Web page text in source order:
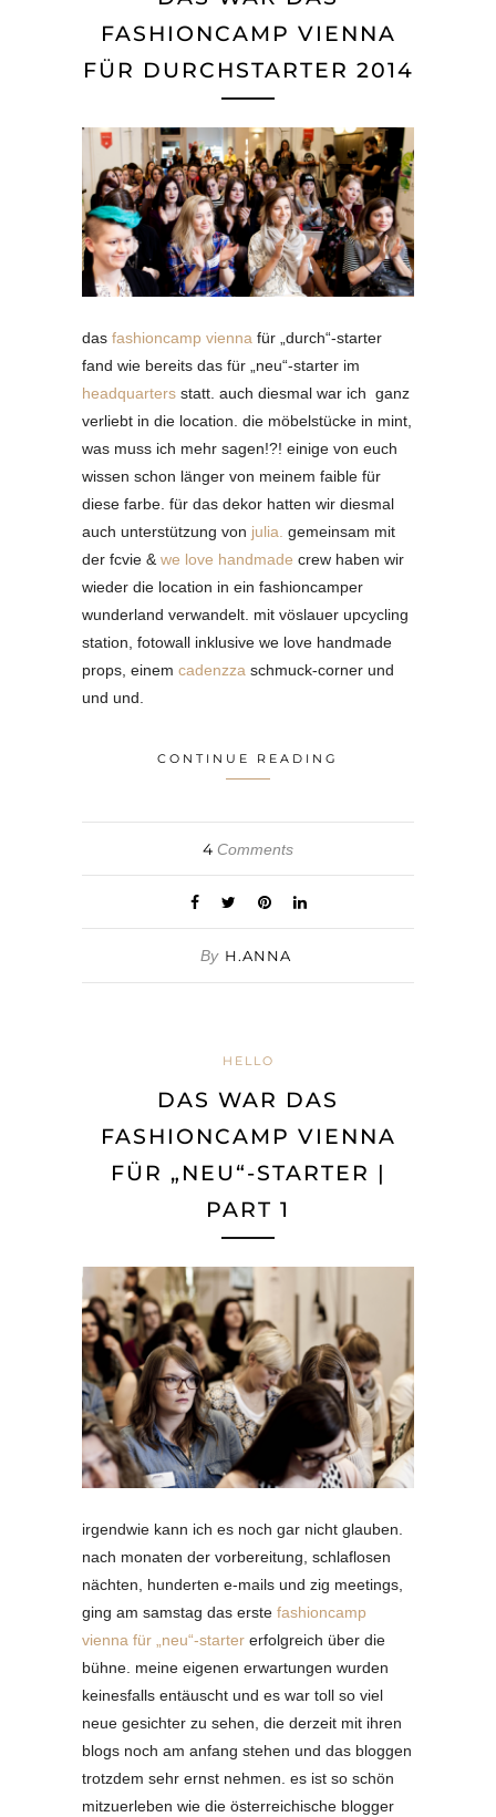
FASHIONCAMP VIENNA
FÜR DURCHSTARTER 2014
das fashioncamp vienna für „durch“-starter
fand wie bereits das für „neu“-starter im
headquarters statt. auch diesmal war ich ganz
verliebt in die location. die möbelstücke in mint,
was muss ich mehr sagen!?! einige von euch
wissen schon länger von meinem faible für
diese farbe. für das dekor hatten wir diesmal
auch unterstützung von julia. gemeinsam mit
der fcvie &we love handmade crew haben wir
wieder die location in ein fashioncamper
wunderland verwandelt. mit vöslauer upcycling
station, fotowall inklusive we love handmade
props, einem cadenzza schmuck-corner und
und und.
CONTINUE READING
4 Comments
By H.ANNA
HELLO
DAS WAR DAS
FASHIONCAMP VIENNA
FÜR „NEU“-STARTER |
PART 1
irgendwie kann ich es noch gar nicht glauben.
nach monaten der vorbereitung, schlaflosen
nächten, hunderten e-mails und zig meetings,
ging am samstag das erste fashioncamp
vienna für „neu“-starter erfolgreich über die
bühne. meine eigenen erwartungen wurden
keinesfalls entäuscht und es war toll so viel
neue gesichter zu sehen, die derzeit mit ihren
blogs noch am anfang stehen und das bloggen
trotzdem sehr ernst nehmen. es ist so schön
mitzuerleben wie die österreichische blogger